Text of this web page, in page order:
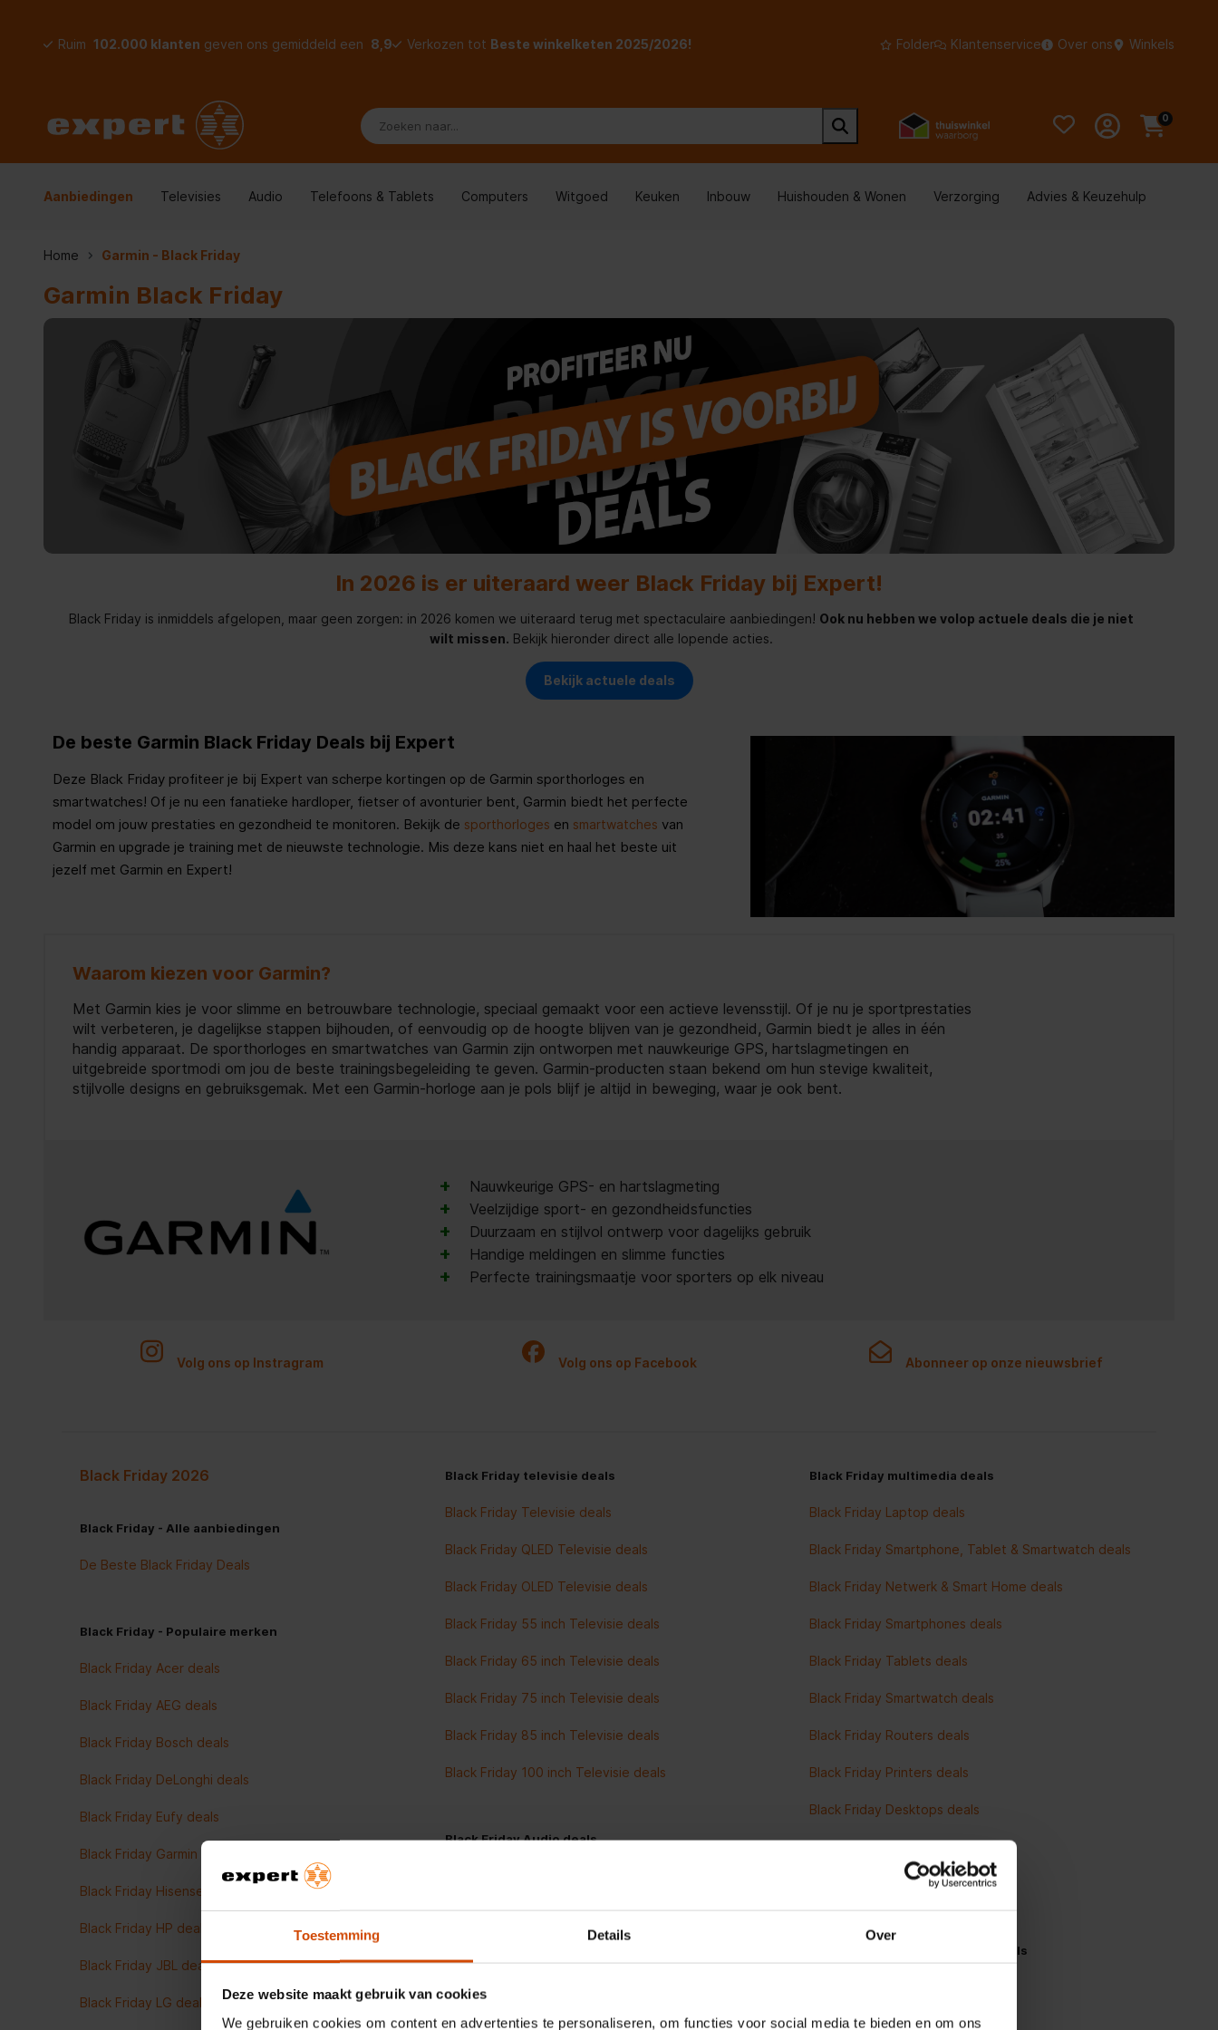
Toestemming Details Over
Deze website maakt gebruik van cookies
We gebruiken cookies om content en advertenties te personaliseren, om functies voor social media te bieden en om ons
Ruim 102.000 klanten geven ons gemiddeld een 8,9 Verkozen tot Beste winkelketen 2025/2026! Folder Klantenservice Over ons Winkels
0
Aanbiedingen Televisies Audio Telefoons & Tablets Computers Witgoed Keuken Inbouw Huishouden & Wonen Verzorging Advies & Keuzehulp
Home Garmin - Black Friday
Garmin Black Friday
In 2026 is er uiteraard weer Black Friday bij Expert!
Black Friday is inmiddels afgelopen, maar geen zorgen: in 2026 komen we uiteraard terug met spectaculaire aanbiedingen! Ook nu hebben we volop actuele deals die je niet
wilt missen. Bekijk hieronder direct alle lopende acties.
Bekijk actuele deals
De beste Garmin Black Friday Deals bij Expert
Deze Black Friday profiteer je bij Expert van scherpe kortingen op de Garmin sporthorloges en
smartwatches! Of je nu een fanatieke hardloper, fietser of avonturier bent, Garmin biedt het perfecte
model om jouw prestaties en gezondheid te monitoren. Bekijk de sporthorloges en smartwatches van
Garmin en upgrade je training met de nieuwste technologie. Mis deze kans niet en haal het beste uit
jezelf met Garmin en Expert!
Waarom kiezen voor Garmin?
Met Garmin kies je voor slimme en betrouwbare technologie, speciaal gemaakt voor een actieve levensstijl. Of je nu je sportprestaties
wilt verbeteren, je dagelijkse stappen bijhouden, of eenvoudig op de hoogte blijven van je gezondheid, Garmin biedt je alles in één
handig apparaat. De sporthorloges en smartwatches van Garmin zijn ontworpen met nauwkeurige GPS, hartslagmetingen en
uitgebreide sportmodi om jou de beste trainingsbegeleiding te geven. Garmin-producten staan bekend om hun stevige kwaliteit,
stijlvolle designs en gebruiksgemak. Met een Garmin-horloge aan je pols blijf je altijd in beweging, waar je ook bent.
+ Nauwkeurige GPS- en hartslagmeting
+ Veelzijdige sport- en gezondheidsfuncties
+ Duurzaam en stijlvol ontwerp voor dagelijks gebruik
+ Handige meldingen en slimme functies
+ Perfecte trainingsmaatje voor sporters op elk niveau
Volg ons op Instragram Volg ons op Facebook Abonneer op onze nieuwsbrief
Black Friday 2026
Black Friday - Alle aanbiedingen
De Beste Black Friday Deals
Black Friday - Populaire merken
Black Friday Acer deals
Black Friday AEG deals
Black Friday Bosch deals
Black Friday DeLonghi deals
Black Friday Eufy deals
Black Friday Garmin deals
Black Friday Hisense deals
Black Friday HP deals
Black Friday JBL deals
Black Friday LG deals
Black Friday televisie deals
Black Friday Televisie deals
Black Friday QLED Televisie deals
Black Friday OLED Televisie deals
Black Friday 55 inch Televisie deals
Black Friday 65 inch Televisie deals
Black Friday 75 inch Televisie deals
Black Friday 85 inch Televisie deals
Black Friday 100 inch Televisie deals
Black Friday Audio deals
Black Friday Speakers deals
Black Friday Oordopjes deals
Black Friday Koptelefoon deals
Black Friday multimedia deals
Black Friday Laptop deals
Black Friday Smartphone, Tablet & Smartwatch deals
Black Friday Netwerk & Smart Home deals
Black Friday Smartphones deals
Black Friday Tablets deals
Black Friday Smartwatch deals
Black Friday Routers deals
Black Friday Printers deals
Black Friday Desktops deals
Alle Black Friday Multimedia deals
Black Friday koken en wonen deals
Black Friday Stofzuiger deals